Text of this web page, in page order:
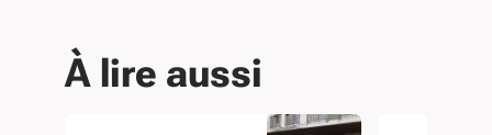
À lire aussi